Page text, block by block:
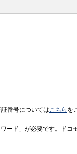
番号についてはこちら を
ード」が必要です。ドコ